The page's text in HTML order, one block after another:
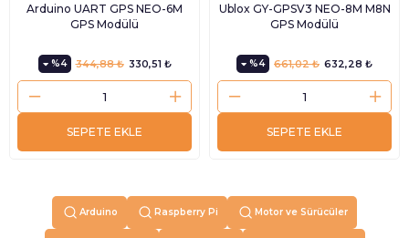
Arduino UART GPS NEO-6M
GPS Modülü
%4 330,51 ₺
344,88 ₺
SEPETE EKLE
Ublox GY-GPSV3 NEO-8M M8N
GPS Modülü
%4 632,28 ₺
661,02 ₺
SEPETE EKLE
Arduino Raspberry Pi Motor ve Sürücüler